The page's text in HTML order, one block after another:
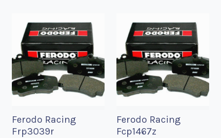
Ferodo Racing
Frp3039r
Ferodo Racing
Fcp1467z